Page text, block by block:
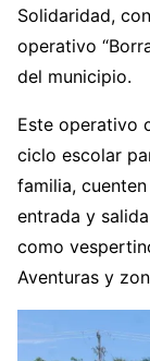
Solidaridad,
operativo
del municipio.
Este operativo
ciclo escolar
familia,
entrada y
como
Aventuras y